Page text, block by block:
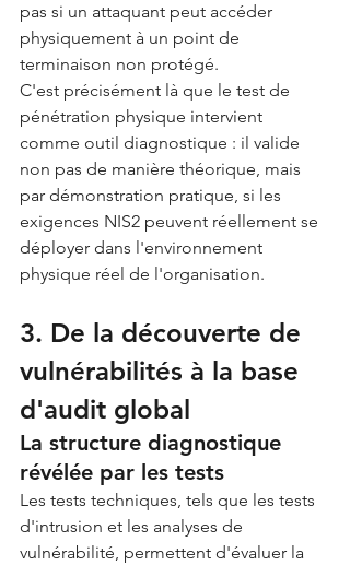
pas si un attaquant peut accéder
physiquement à un point de
terminaison non protégé.
C'est précisément là que le test de
pénétration physique intervient
comme outil diagnostique : il valide
non pas de manière théorique, mais
par démonstration pratique, si les
exigences NIS2 peuvent réellement se
déployer dans l'environnement
physique réel de l'organisation.
3. De la découverte de
vulnérabilités à la base
d'audit global
La structure diagnostique
révélée par les tests
Les tests techniques, tels que les tests
d'intrusion et les analyses de
vulnérabilité, permettent d'évaluer la